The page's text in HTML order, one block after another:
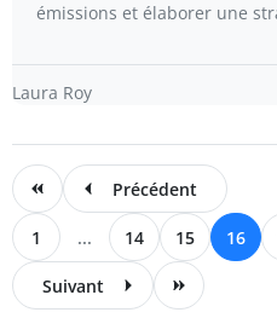
émissions et élaborer une
Laura Roy
Précédent
1 ... 14 15 16
Suivant